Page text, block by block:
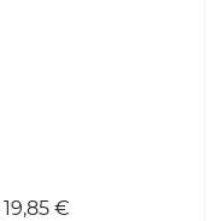
19,85 €